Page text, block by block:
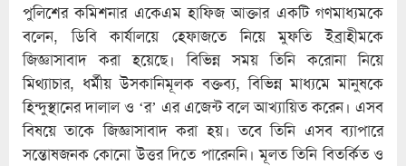
পুলিশের কমিশনার একেএম হাফিজ আক্তার একটি গণমাধ্যমকে
বলেন, ডিবি কার্যালয়ে হেফাজতে নিয়ে মুফতি ইব্রাহীমকে
জিজ্ঞাসাবাদ করা হয়েছে। বিভিন্ন সময় তিনি করোনা নিয়ে
মিথ্যাচার, ধর্মীয় উসকানিমূলক বক্তব্য, বিভিন্ন মাধ্যমে মানুষকে
হিন্দুস্থানের দালাল ও ‘র’ এর এজেন্ট বলে আখ্যায়িত করেন। এসব
বিষয়ে তাকে জিজ্ঞাসাবাদ করা হয়। তবে তিনি এসব ব্যাপারে
সন্তোষজনক কোনো উত্তর দিতে পারেননি। মূলত তিনি বিতর্কিত ও